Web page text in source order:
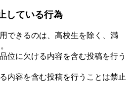
している行為
できるのは、高校生を除く、満
位に欠ける内容を含む投稿を行う
内容を含む投稿を行うことは禁止